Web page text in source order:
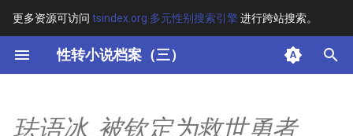
更多资源可访问 tsindex.org 多元性别搜索引擎 进行跨站搜索。
性转小说档案（三）
键
珐语冰_被钦定为救世勇者